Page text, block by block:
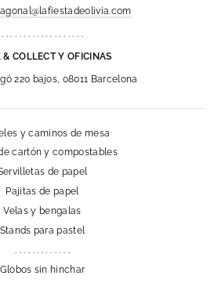
& COLLECT Y OFICINAS
220 bajos, 08011 Barcelona
y caminos de mesa
cartón y compostables
de papel
Pajitas de papel
Velas y bengalas
Stands para pastel
. . . . . . . . . . . . .
Globos sin hinchar